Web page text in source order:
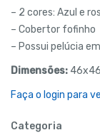
– 2 cores: Azul e
– Cobertor fofinho
– Possui pelúcia
Dimensões:
Faça o login para
Categoria